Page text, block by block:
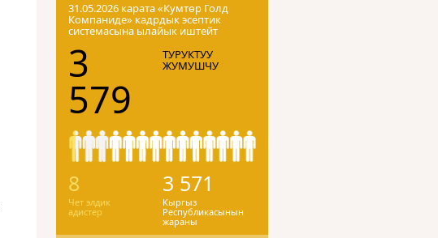
31.05.2026 карата «Кумтɵр Голд
Компаниде» кадрдык эсептик
системасына ылайык иштейт
3
579
ТУРУКТУУ
ЖУМУШЧУ
8
Чет элдик
адистер
3 571
Кыргыз
Республикасынын
жараны